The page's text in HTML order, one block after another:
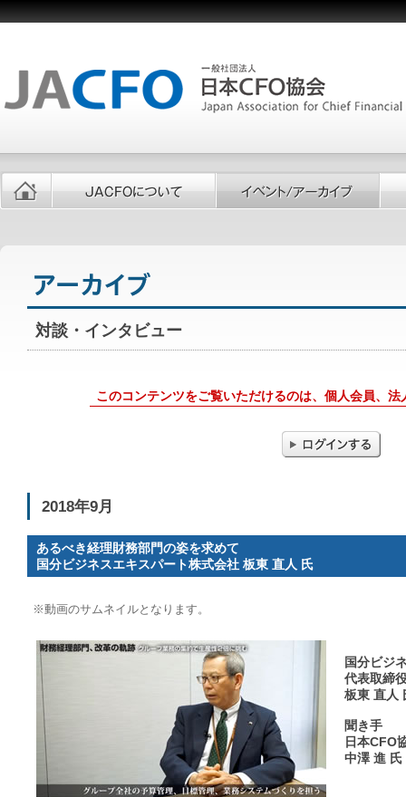
対談・インタビュー
このコンテンツをご覧いただけるのは、個人会員、
2018年9月
あるべき経理財務部門の姿を求めて
国分ビジネスエキスパート株式会社 板東 直人 氏
※動画のサムネイルとなります。
国分ビジ
代表取締
板東 直人
聞き手
日本CFO
中澤 進 氏